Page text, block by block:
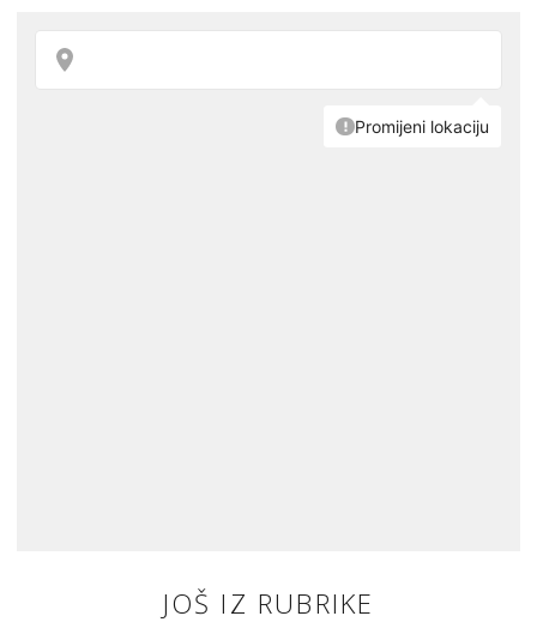
JOŠ IZ RUBRIKE